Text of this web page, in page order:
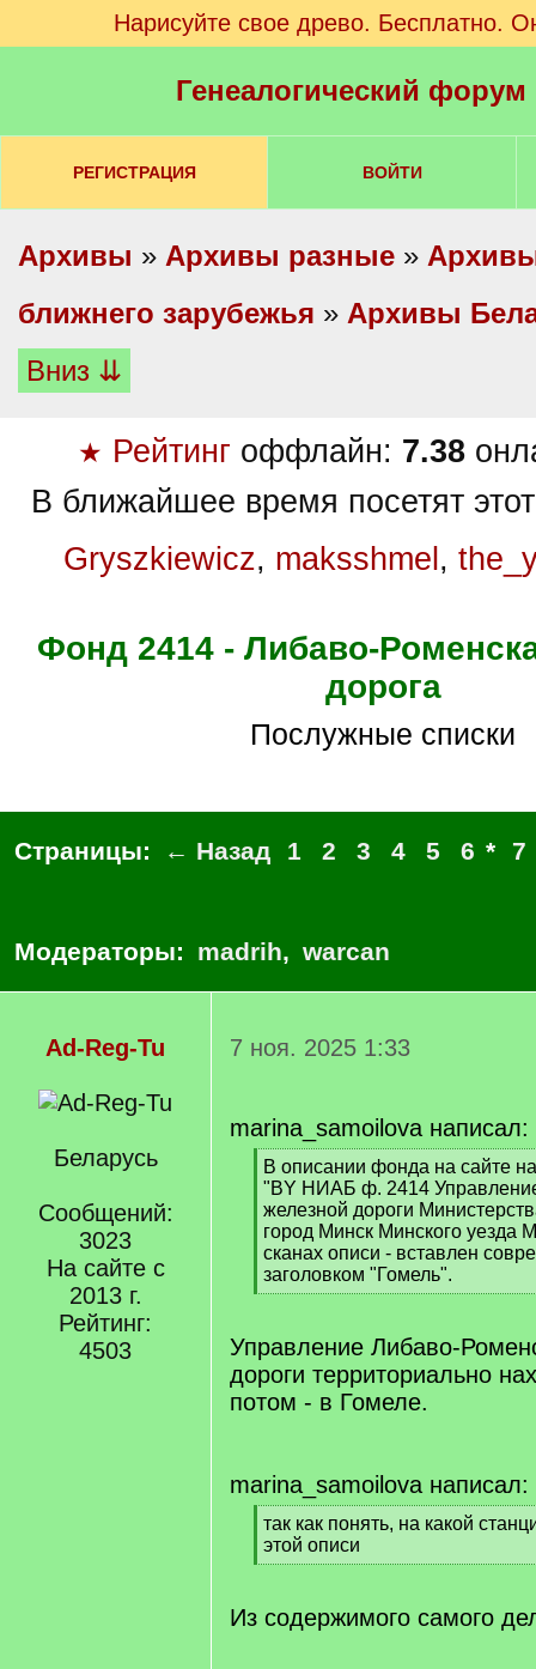
Нарисуйте свое древо. Бесплатно.
Генеалогический
РЕГИСТРАЦИЯ ВОЙТИ
Архивы » Архивы разные »
ближнего зарубежья » Архивы
Вниз ⇊
★ Рейтинг оффлайн: 7.38
В ближайшее время посетят
Gryszkiewicz, maksshmel ,
Фонд 2414 - Либаво-
дорога
Послужные списки
Страницы: ← Назад 1 2 3 4 5 6 * 7
Модераторы: madrih, warcan
Ad-Reg-Tu
Беларусь
Сообщений:
3023
На сайте с
2013 г.
Рейтинг:
4503
7 ноя. 2025 1:33
marina_samoilova написал:
[
q
]
В описании фонда на сайте
"BY НИАБ ф. 2414
железной дороги
город Минск Минского уезда
сканах описи - вставлен
заголовком "Гомель".
[
q
]
Управление Либаво-
дороги территориально
потом - в Гомеле.
marina_samoilova написал:
[
q
]
так как понять, на какой
этой описи
[
q
]
Из содержимого самого